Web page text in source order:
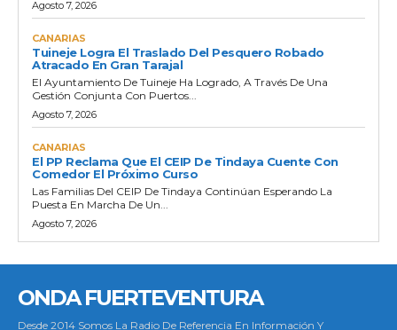
Agosto 7, 2026
CANARIAS
Tuineje Logra El Traslado Del Pesquero Robado
Atracado En Gran Tarajal
El Ayuntamiento De Tuineje Ha Logrado, A Través De Una
Gestión Conjunta Con Puertos...
Agosto 7, 2026
CANARIAS
El PP Reclama Que El CEIP De Tindaya Cuente Con
Comedor El Próximo Curso
Las Familias Del CEIP De Tindaya Continúan Esperando La
Puesta En Marcha De Un...
Agosto 7, 2026
ONDA FUERTEVENTURA
Desde 2014 Somos La Radio De Referencia En Información Y